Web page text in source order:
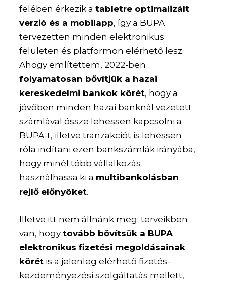
felében érkezik atabletre optimalizált
verzió és a mobilapp, így a BUPA
tervezetten minden elektronikus
felületen és platformon elérhető lesz.
Ahogy említettem, 2022-ben
folyamatosan bővítjük a hazai
kereskedelmi bankok körét, hogy a
jövőben minden hazai banknál vezetett
számlával össze lehessen kapcsolni a
BUPA-t, illetve tranzakciót is lehessen
róla indítani ezen bankszámlák irányába,
hogy minél több vállalkozás
használhassa ki a multibankolásban
rejlő előnyöket.
Illetve itt nem állnánk meg: terveikben
van, hogytovább bővítsük a BUPA
elektronikus fizetési megoldásainak
körét is a jelenleg elérhető fizetés-
kezdeményezési szolgáltatás mellett,